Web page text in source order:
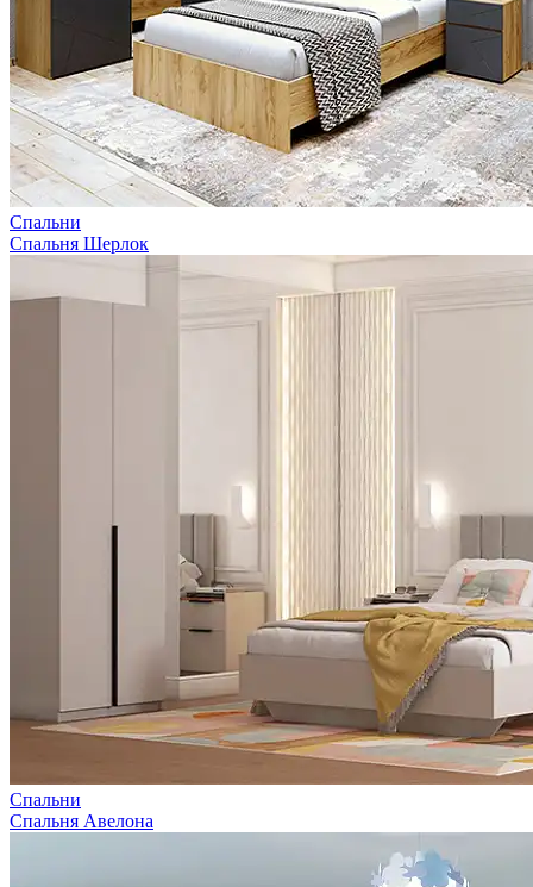
Спальни
Спальня Шерлок
Спальни
Спальня Авелона